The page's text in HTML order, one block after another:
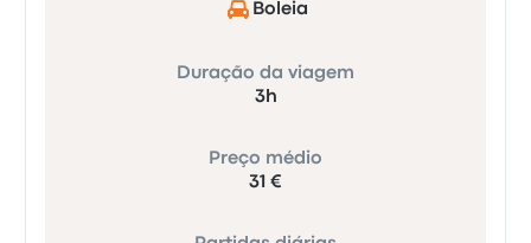
Boleia
Duração da viagem
3h
Preço médio
31 €